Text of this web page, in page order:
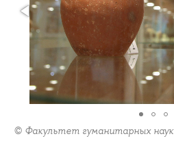
© Факультет гуманитарных наук